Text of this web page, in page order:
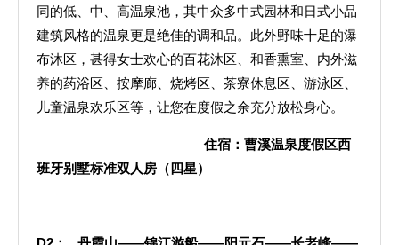
同的低、中、高温泉池，其中众多中式园林和日式小品
建筑风格的温泉更是绝佳的调和品。此外野味十足的瀑
布沐区，甚得女士欢心的百花沐区、和香熏室、内外滋
养的药浴区、按摩廊、烧烤区、茶寮休息区、游泳区、
儿童温泉欢乐区等，让您在度假之余充分放松身心。
住宿：曹溪温泉度假区西
班牙别墅标准双人房（四星）